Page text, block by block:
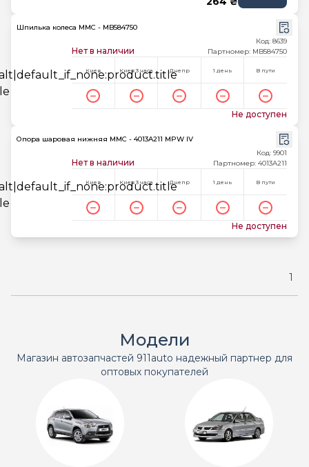
Шпилька колеса MMC - MB584750
Нет в наличии
Код: 8639
Партномер: MB584750
Киев Киев 3 часа Днепр 1 день В пути
Не доступен
Опора шаровая нижняя MMC - 4013A211 MPW IV
Нет в наличии
Код: 9901
Партномер: 4013A211
Киев Киев 3 часа Днепр 1 день В пути
Не доступен
1
Модели
Магазин автозапчастей 911auto надежный партнер для
оптовых покупателей